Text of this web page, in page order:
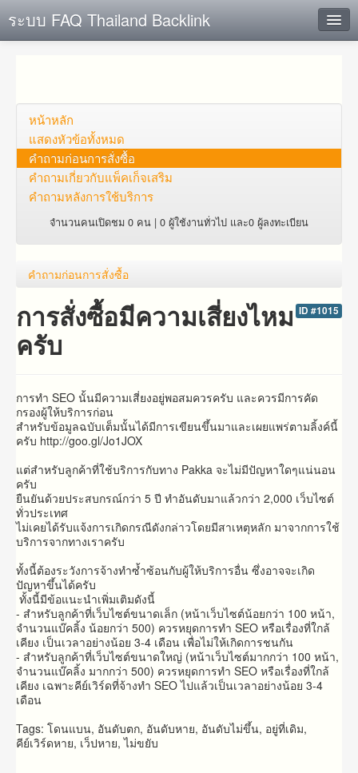
ระบบ FAQ Thailand Backlink
ตั้งคำถาม
ดูคำถาม
คุณต้องการที่จะลงทะเบียนหรือไม่?
หน้าหลัก
แสดงหัวข้อทั้งหมด
คำถาม​ก่อน​การ​สั่งซื้อ​
คำถาม​เกี่ยว​กับ​แพ็คเก็จ​เสริม
คำถามหลังการใช้บริการ
จำนวนคนเปิดชม 0 คน | 0 ผู้ใช้งานทั่วไป และ0 ผู้ลงทะเบียน
คำถาม​ก่อน​การ​สั่งซื้อ​
ID #1015
การสั่งซื้อมีความเสี่ยงไหม
ครับ
การทำ SEO นั้นมีความเสี่ยงอยู่พอสมควรครับ และควรมีการคัด
กรองผู้ให้บริการก่อน
สำหรับข้อมูลฉบับเต็มนั้นได้มีการเขียนขึ้นมาและเผยแพร่ตามลิ้งค์นี้
ครับ http://goo.gl/Jo1JOX
แต่สำหรับลูกค้าที่ใช้บริการกับทาง Pakka จะไม่มีปัญหาใดๆแน่นอน
ครับ
ยืนยันด้วยประสบกรณ์กว่า 5 ปี ทำอันดับมาแล้วกว่า 2,000 เว็บไซต์
ทั่วประเทศ
ไม่เคยได้รับแจ้งการเกิดกรณีดังกล่าวโดยมีสาเหตุหลัก มาจากการใช้
บริการจากทางเราครับ
ทั้งนี้ต้องระวังการจ้างทำซ้ำซ้อนกับผู้ให้บริการอื่น ซึ่งอาจจะเกิด
ปัญหาขึ้นได้ครับ
ทั้งนี้มีข้อแนะนำเพิ่มเติมดังนี้
- สำหรับลูกค้าที่เว็บไซต์ขนาดเล็ก (หน้าเว็บไซต์น้อยกว่า 100 หน้า,
จำนวนแบ๊คลิ้ง น้อยกว่า 500) ควรหยุดการทำ SEO หรือเรื่องที่ใกล้
เคียง เป็นเวลาอย่างน้อย 3-4 เดือน เพื่อไม่ให้เกิดการชนกัน
- สำหรับลูกค้าที่เว็บไซต์ขนาดใหญ่ (หน้าเว็บไซต์มากกว่า 100 หน้า,
จำนวนแบ๊คลิ้ง มากกว่า 500) ควรหยุดการทำ SEO หรือเรื่องที่ใกล้
เคียง เฉพาะคีย์เวิร์ดที่จ้างทำ SEO ไปแล้วเป็นเวลาอย่างน้อย 3-4
เดือน
Tags: โดนแบน, อันดับตก, อันดับหาย, อันดับไม่ขึ้น, อยู่ที่เดิม,
คีย์เวิร์ดหาย, เว็ปหาย, ไม่ขยับ